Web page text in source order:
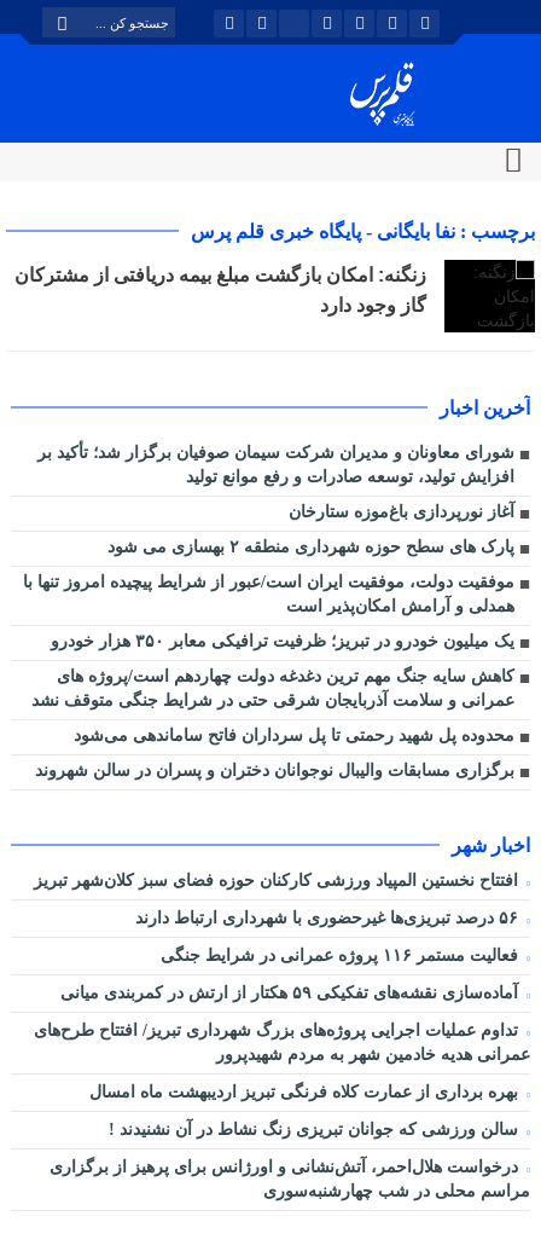
برچسب : نفا بایگانی - پایگاه خبری قلم پرس
زنگنه: امکان بازگشت مبلغ بیمه دریافتی از مشترکان
گاز وجود دارد
آخرین اخبار
شورای معاونان و مدیران شرکت سیمان صوفیان برگزار شد؛ تأکید بر
افزایش تولید، توسعه صادرات و رفع موانع تولید
آغاز نورپردازی باغ‌موزه ستارخان
پارک های سطح حوزه شهرداری منطقه ۲ بهسازی می شود
موفقیت دولت، موفقیت ایران است/عبور از شرایط پیچیده امروز تنها با
همدلی و آرامش امکان‌پذیر است
یک میلیون خودرو در تبریز؛ ظرفیت ترافیکی معابر ۳۵۰ هزار خودرو
کاهش سایه جنگ مهم ‌ترین دغدغه دولت چهاردهم است/پروژه ‌های
عمرانی و سلامت آذربایجان شرقی حتی در شرایط جنگی متوقف نشد
محدوده پل شهید رحمتی تا پل سرداران فاتح ساماندهی می‌شود
برگزاری مسابقات والیبال نوجوانان دختران و پسران در سالن شهروند
اخبار شهر
افتتاح نخستین المپیاد ورزشی کارکنان حوزه فضای سبز کلان‌شهر تبریز
فعالیت مستمر ۱۱۶ پروژه عمرانی در شرایط جنگی
آماده‌سازی نقشه‌های تفکیکی ۵۹ هکتار از ارتش در کمربندی میانی
تداوم عملیات اجرایی پروژه‌های بزرگ شهرداری تبریز/ افتتاح طرح‌های
عمرانی هدیه خادمین شهر به مردم شهیدپرور
بهره برداری از عمارت کلاه فرنگی تبریز اردیبهشت ماه امسال
سالن ورزشی که جوانان تبریزی زنگ نشاط در آن نشنیدند !
درخواست هلال‌احمر، آتش‌نشانی و اورژانس برای پرهیز از برگزاری
مراسم محلی در شب چهارشنبه‌سوری